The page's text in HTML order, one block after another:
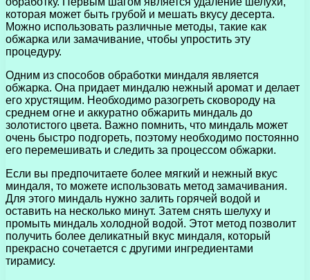
которая может быть грубой и мешать вкусу десерта.
Можно использовать различные методы, такие как
обжарка или замачивание, чтобы упростить эту
процедуру.
Одним из способов обработки миндаля является
обжарка. Она придает миндалю нежный аромат и делает
его хрустящим. Необходимо разогреть сковороду на
среднем огне и аккуратно обжарить миндаль до
золотистого цвета. Важно помнить, что миндаль может
очень быстро подгореть, поэтому необходимо постоянно
его перемешивать и следить за процессом обжарки.
Если вы предпочитаете более мягкий и нежный вкус
миндаля, то можете использовать метод замачивания.
Для этого миндаль нужно залить горячей водой и
оставить на несколько минут. Затем снять шелуху и
промыть миндаль холодной водой. Этот метод позволит
получить более деликатный вкус миндаля, который
прекрасно сочетается с другими ингредиентами
тирамису.